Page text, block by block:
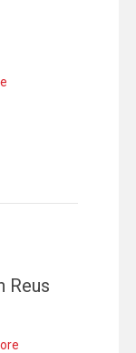
Reus